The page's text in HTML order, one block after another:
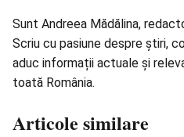
Sunt Andreea Mădălina,
Scriu cu pasiune despre știri,
aduc informații actuale și
toată România.
Articole similare